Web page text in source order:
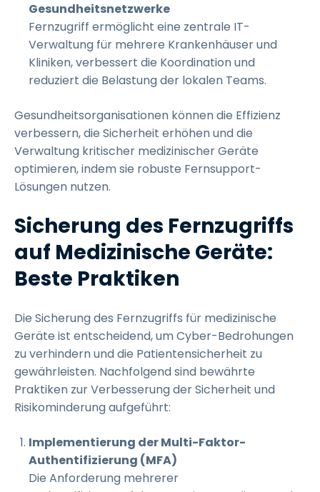
Gesundheitsnetzwerke
Fernzugriff ermöglicht eine zentrale IT-
Verwaltung für mehrere Krankenhäuser und
Kliniken, verbessert die Koordination und
reduziert die Belastung der lokalen Teams.
Gesundheitsorganisationen können die Effizienz
verbessern, die Sicherheit erhöhen und die
Verwaltung kritischer medizinischer Geräte
optimieren, indem sie robuste Fernsupport-
Lösungen nutzen.
Sicherung des Fernzugriffs
auf Medizinische Geräte:
Beste Praktiken
Die Sicherung des Fernzugriffs für medizinische
Geräte ist entscheidend, um Cyber-Bedrohungen
zu verhindern und die Patientensicherheit zu
gewährleisten. Nachfolgend sind bewährte
Praktiken zur Verbesserung der Sicherheit und
Risikominderung aufgeführt:
Implementierung der Multi-Faktor-
Authentifizierung (MFA)
Die Anforderung mehrerer